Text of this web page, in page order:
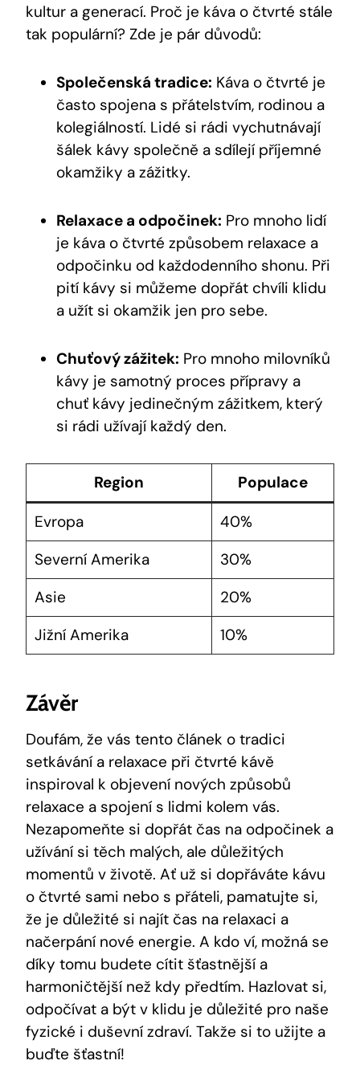
kultur a generací. Proč je káva o čtvrté stále
tak populární? Zde je pár důvodů:
Společenská tradice: Káva o čtvrté je
často spojena s přátelstvím, rodinou a
kolegiálností. Lidé si rádi vychutnávají
šálek kávy společně a sdílejí příjemné
okamžiky a zážitky.
Relaxace a odpočinek: Pro mnoho lidí
je káva o čtvrté způsobem relaxace a
odpočinku od každodenního shonu. Při
pití kávy si můžeme dopřát chvíli klidu
a užít si okamžik jen pro sebe.
Chuťový zážitek: Pro mnoho milovníků
kávy je samotný proces přípravy a
chuť kávy jedinečným zážitkem, který
si rádi užívají každý den.
Region
Populace
Evropa
40%
Severní Amerika
30%
Asie
20%
Jižní Amerika
10%
Závěr
Doufám, že vás tento článek o tradici
setkávání a relaxace při čtvrté kávě
inspiroval k objevení nových způsobů
relaxace a spojení s lidmi kolem vás.
Nezapomeňte si dopřát čas na odpočinek a
užívání si těch malých, ale důležitých
momentů v životě. Ať už si dopřáváte kávu
o čtvrté sami nebo s přáteli, pamatujte si,
že je důležité si najít čas na relaxaci a
načerpání nové energie. A kdo ví, možná se
díky tomu budete cítit šťastnější a
harmoničtější než kdy předtím. Hazlovat si,
odpočívat a být v klidu je důležité pro naše
fyzické i duševní zdraví. Takže si to užijte a
buďte šťastní!